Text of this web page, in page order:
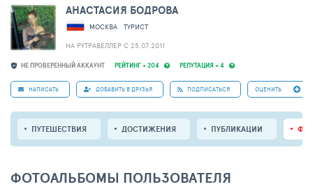
НЕ ПРОВЕРЕННЫЙ АККАУНТ РЕЙТИНГ + 204 РЕПУТАЦИЯ + 4
АНАСТАСИЯ БОДРОВА
МОСКВА
ТУРИСТ
НА РУТРАВЕЛЛЕР C 25.07.2011
НАПИСАТЬ ДОБАВИТЬ В ДРУЗЬЯ ПОДПИСАТЬСЯ ОЦЕНИТЬ
ПУТЕШЕСТВИЯ ДОСТИЖЕНИЯ ПУБЛИКАЦИИ
ФОТОАЛЬБОМЫ ПОЛЬЗОВАТЕЛЯ